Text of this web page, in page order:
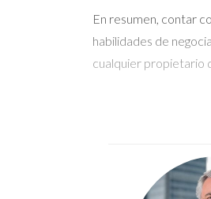
En resumen, contar
habilidades de
cualquier propietario